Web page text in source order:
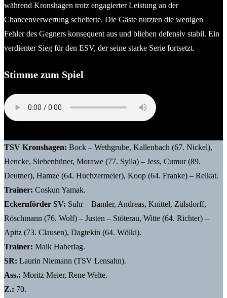
während Kronshagen trotz engagierter Leistung an der
Chancenverwertung scheiterte. Die Gäste nutzten die wenigen
Fehler des Gegners konsequent aus und blieben defensiv stabil. Ein
verdienter Sieg für den ESV, der seine starke Serie fortsetzt.
Stimme zum Spiel
TSV Kronshagen: Bock – Wethgrube, Kallenbach (67. Nickel),
Hencke, Siebenhüner, Morawe (77. Sylla) – Jess, Cumur (89.
Deutner), Hamze (64. Huchzermeier), Koop (64. Franke) – Reikat.
Trainer: Coskun Yamak.
Eckernförder SV: Suhr – Bamler, Andreas, Knittel, Zülsdorff,
Röschmann (76. Wolf) – Justen – Stöterau, Witte (64. Richter) –
Apitz (73. Clausen), Dagtekin (64. Wölki).
Trainer: Maik Haberlag.
SR: Laurin Niemann (TSV Lensahn).
Ass.: Moritz Meier, Rene Welte.
Z.: 70.